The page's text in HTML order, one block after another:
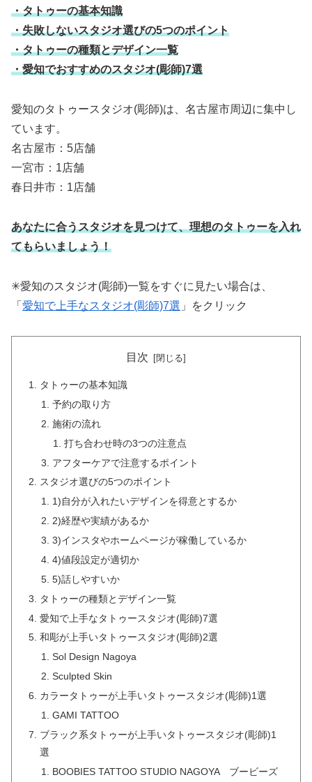
・タトゥーの基本知識
・失敗しないスタジオ選びの5つのポイント
・タトゥーの種類とデザイン一覧
・愛知でおすすめのスタジオ(彫師)7選
愛知のタトゥースタジオ(彫師)は、名古屋市周辺に集中し
ています。
名古屋市：5店舗
一宮市：1店舗
春日井市：1店舗
あなたに合うスタジオを見つけて、理想のタトゥーを入れ
てもらいましょう！
✳︎愛知のスタジオ(彫師)一覧をすぐに見たい場合は、
「 愛知で上手なスタジオ(彫師)7選 」をクリック
目次
タトゥーの基本知識
予約の取り方
施術の流れ
打ち合わせ時の3つの注意点
アフターケアで注意するポイント
スタジオ選びの5つのポイント
1)自分が入れたいデザインを得意とするか
2)経歴や実績があるか
3)インスタやホームページが稼働しているか
4)値段設定が適切か
5)話しやすいか
タトゥーの種類とデザイン一覧
愛知で上手なタトゥースタジオ(彫師)7選
和彫が上手いタトゥースタジオ(彫師)2選
Sol Design Nagoya
Sculpted Skin
カラータトゥーが上手いタトゥースタジオ(彫師)1選
GAMI TATTOO
ブラック系タトゥーが上手いタトゥースタジオ(彫師)1
選
BOOBIES TATTOO STUDIO NAGOYA ブービーズ